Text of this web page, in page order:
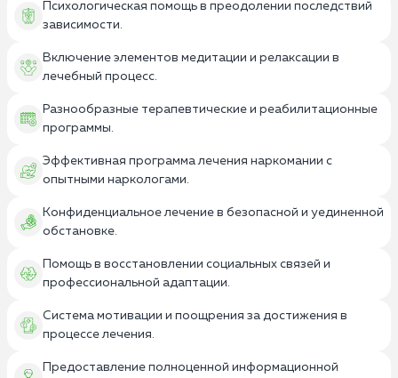
Психологическая помощь в преодолении последствий
зависимости.
Включение элементов медитации и релаксации в
лечебный процесс.
Разнообразные терапевтические и реабилитационные
программы.
Эффективная программа лечения наркомании с
опытными наркологами.
Конфиденциальное лечение в безопасной и уединенной
обстановке.
Помощь в восстановлении социальных связей и
профессиональной адаптации.
Система мотивации и поощрения за достижения в
процессе лечения.
Предоставление полноценной информационной